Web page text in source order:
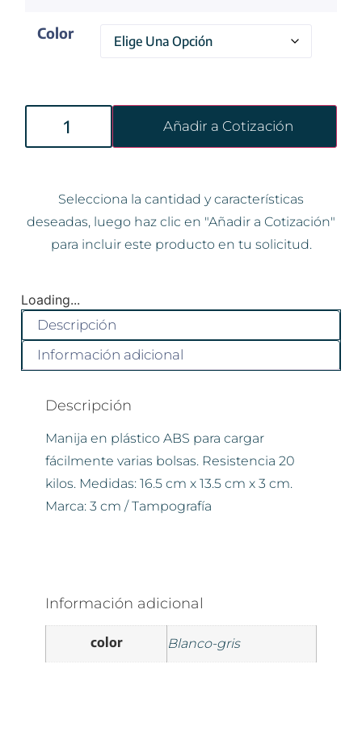
Color
Añadir a Cotización
Selecciona la cantidad y características
deseadas, luego haz clic en "Añadir a Cotización"
para incluir este producto en tu solicitud.
Loading...
Descripción
Información adicional
Descripción
Manija en plástico ABS para cargar
fácilmente varias bolsas. Resistencia 20
kilos. Medidas: 16.5 cm x 13.5 cm x 3 cm.
Marca: 3 cm / Tampografía
Información adicional
color Blanco-gris